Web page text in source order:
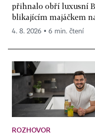
přihnalo obří luxusní
blikajícím majáčkem
4. 8. 2026 ▪ 6 min. čtení
ROZHOVOR